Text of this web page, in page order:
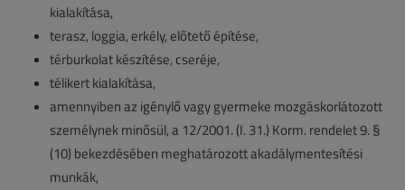
kialakítása,
terasz, loggia, erkély, előtető építése,
térburkolat készítése, cseréje,
télikert kialakítása,
amennyiben az igénylő vagy gyermeke mozgáskorlátozott
személynek minősül, a 12/2001. (I. 31.) Korm. rendelet 9. §
(10) bekezdésében meghatározott akadálymentesítési
munkák,